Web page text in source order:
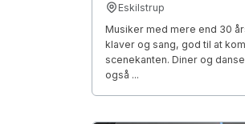
Eskilstrup
Musiker med mere end 30
klaver og sang, god til at
scenekanten. Diner og
også ...